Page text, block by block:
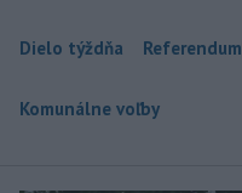
Dielo týždňa Referendum
Komunálne voľby